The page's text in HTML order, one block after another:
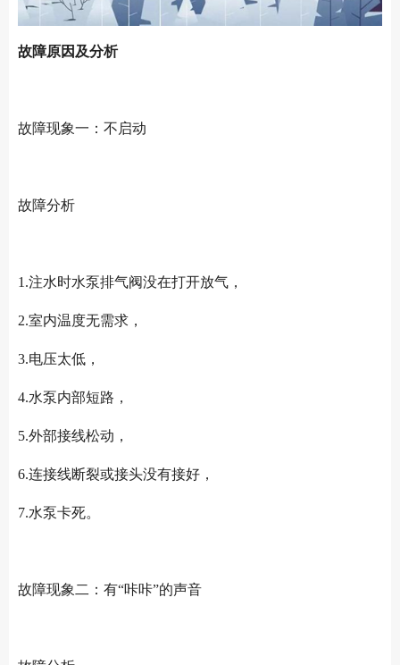
故障原因及分析
故障现象一：不启动
故障分析
1.注水时水泵排气阀没在打开放气，
2.室内温度无需求，
3.电压太低，
4.水泵内部短路，
5.外部接线松动，
6.连接线断裂或接头没有接好，
7.水泵卡死。
故障现象二：有“咔咔”的声音